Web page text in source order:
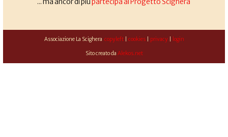
Associazione La Scighera copyleft| cookies| privacy| login
Sito creato da Alekos.net